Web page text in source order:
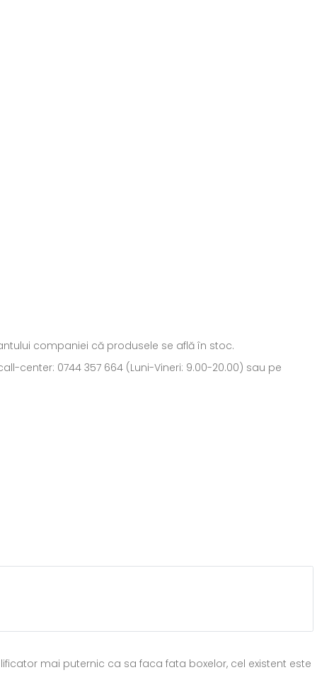
companiei că produsele se află în stoc.
center: 0744 357 664 (Luni-Vineri: 9.00-20.00) sau pe
mai puternic ca sa faca fata boxelor, cel existent este